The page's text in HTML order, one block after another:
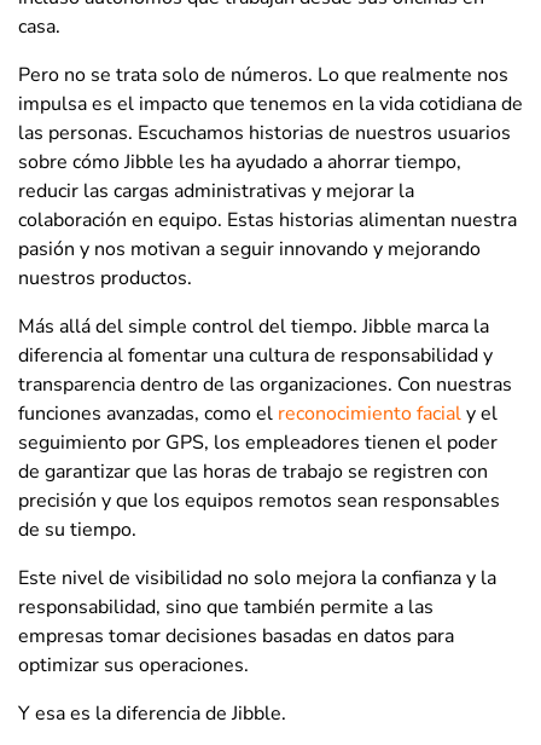
casa.
Pero no se trata solo de números. Lo que realmente nos
impulsa es el impacto que tenemos en la vida cotidiana de
las personas. Escuchamos historias de nuestros usuarios
sobre cómo Jibble les ha ayudado a ahorrar tiempo,
reducir las cargas administrativas y mejorar la
colaboración en equipo. Estas historias alimentan nuestra
pasión y nos motivan a seguir innovando y mejorando
nuestros productos.
Más allá del simple control del tiempo. Jibble marca la
diferencia al fomentar una cultura de responsabilidad y
transparencia dentro de las organizaciones. Con nuestras
funciones avanzadas, como el reconocimiento facialy el
seguimiento por GPS, los empleadores tienen el poder
de garantizar que las horas de trabajo se registren con
precisión y que los equipos remotos sean responsables
de su tiempo.
Este nivel de visibilidad no solo mejora la confianza y la
responsabilidad, sino que también permite a las
empresas tomar decisiones basadas en datos para
optimizar sus operaciones.
Y esa es la diferencia de Jibble.